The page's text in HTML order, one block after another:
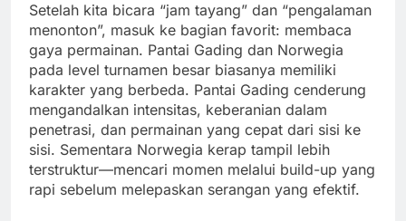
Setelah kita bicara “jam tayang” dan “pengalaman
menonton”, masuk ke bagian favorit: membaca
gaya permainan. Pantai Gading dan Norwegia
pada level turnamen besar biasanya memiliki
karakter yang berbeda. Pantai Gading cenderung
mengandalkan intensitas, keberanian dalam
penetrasi, dan permainan yang cepat dari sisi ke
sisi. Sementara Norwegia kerap tampil lebih
terstruktur—mencari momen melalui build-up yang
rapi sebelum melepaskan serangan yang efektif.